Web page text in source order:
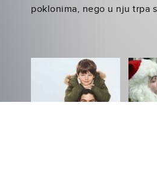
poklonima, nego u nju trpa